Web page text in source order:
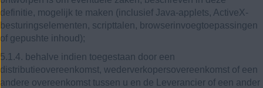
definitie, mogelijk te maken (inclusief Java-applets, ActiveX-
besturingselementen, scripttalen, browserinvoegtoepassingen
of gepushte inhoud);
5.1.4. behalve indien toegestaan ​​door een
distributieovereenkomst, wederverkopersovereenkomst of een
andere overeenkomst tussen u en de Leverancier of een ander